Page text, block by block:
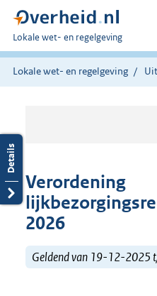
U
bent
hier:
Lokale wet- en regelgeving
Lokale wet- en regelgeving
Verordening
2026
Geldend van 19-12-2025